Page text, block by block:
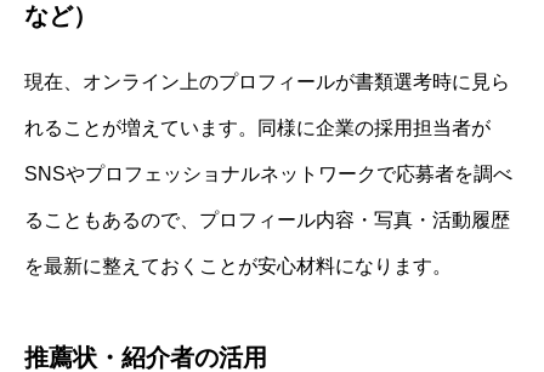
など）
現在、オンライン上のプロフィールが書類選考時に見ら
れることが増えています。同様に企業の採用担当者が
SNSやプロフェッショナルネットワークで応募者を調べ
ることもあるので、プロフィール内容・写真・活動履歴
を最新に整えておくことが安心材料になります。
推薦状・紹介者の活用